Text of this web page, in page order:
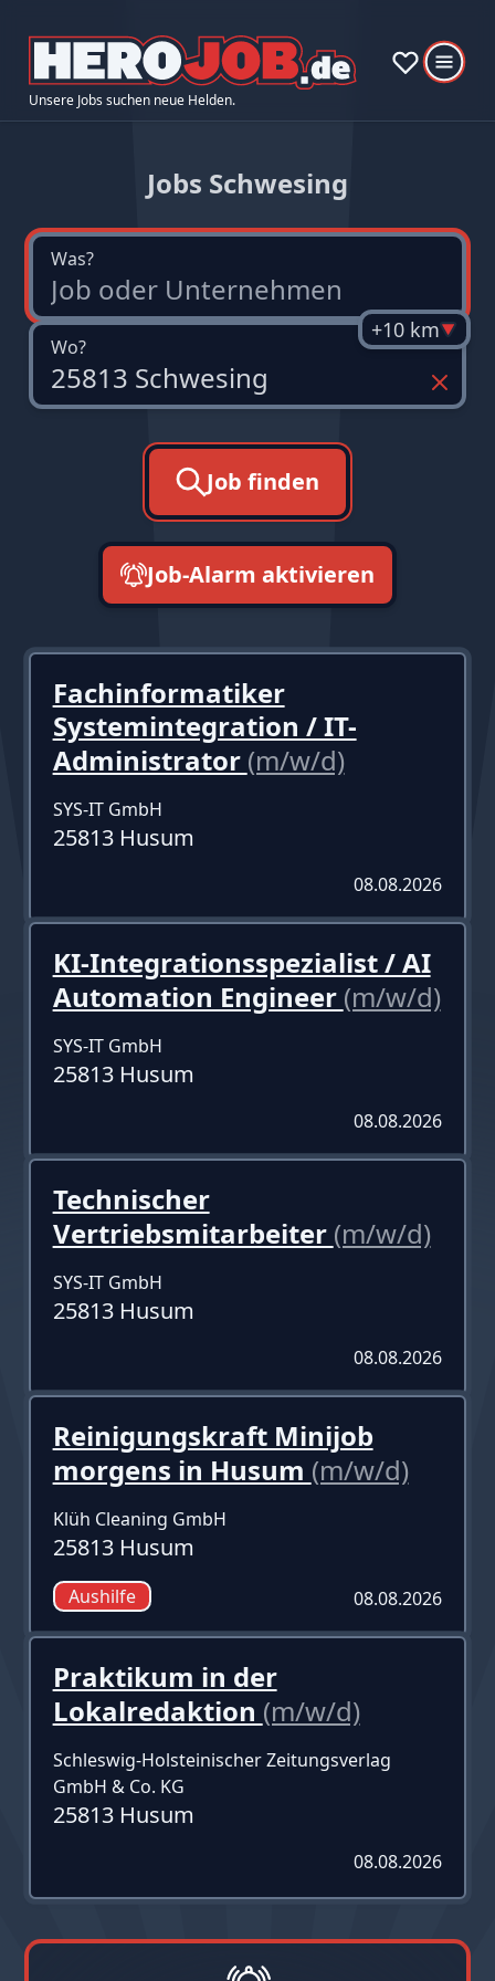
Unsere Jobs suchen neue Helden.
Jobs Schwesing
Was?
Wo?
+10 km
Job finden
Job-Alarm aktivieren
Fachinformatiker
Systemintegration / IT-
Administrator (m/w/d)
SYS-IT GmbH
25813 Husum
08.08.2026
KI-Integrationsspezialist / AI
Automation Engineer (m/w/d)
SYS-IT GmbH
25813 Husum
08.08.2026
Technischer
Vertriebsmitarbeiter (m/w/d)
SYS-IT GmbH
25813 Husum
08.08.2026
Reinigungskraft Minijob
morgens in Husum (m/w/d)
Klüh Cleaning GmbH
25813 Husum
Aushilfe 08.08.2026
Praktikum in der
Lokalredaktion (m/w/d)
Schleswig-Holsteinischer Zeitungsverlag
GmbH & Co. KG
25813 Husum
08.08.2026